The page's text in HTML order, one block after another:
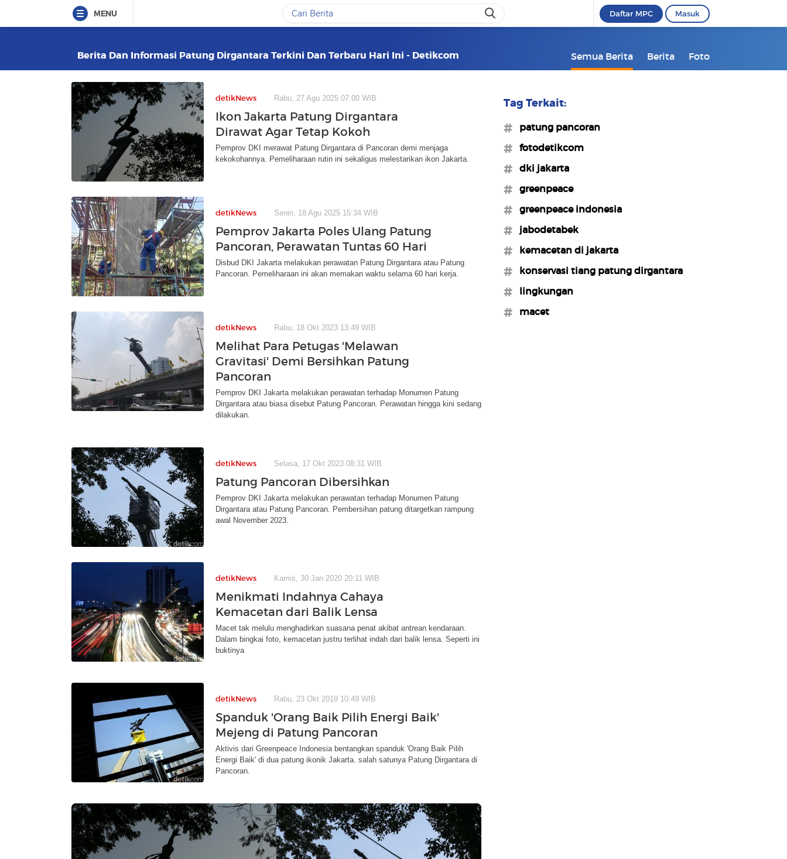
MENU Daftar MPC Masuk
Berita Dan Informasi Patung Dirgantara Terkini Dan Terbaru Hari Ini - Detikcom Semua Berita Berita Foto
detikNews Rabu, 27 Agu 2025 07:00 WIB
Ikon Jakarta Patung Dirgantara
Dirawat Agar Tetap Kokoh
Pemprov DKI merawat Patung Dirgantara di Pancoran demi menjaga
kekokohannya. Pemeliharaan rutin ini sekaligus melestarikan ikon Jakarta.
detikNews Senin, 18 Agu 2025 15:34 WIB
Pemprov Jakarta Poles Ulang Patung
Pancoran, Perawatan Tuntas 60 Hari
Disbud DKI Jakarta melakukan perawatan Patung Dirgantara atau Patung
Pancoran. Pemeliharaan ini akan memakan waktu selama 60 hari kerja.
detikNews Rabu, 18 Okt 2023 13:49 WIB
Melihat Para Petugas 'Melawan
Gravitasi' Demi Bersihkan Patung
Pancoran
Pemprov DKI Jakarta melakukan perawatan terhadap Monumen Patung
Dirgantara atau biasa disebut Patung Pancoran. Perawatan hingga kini sedang
dilakukan.
detikNews Selasa, 17 Okt 2023 08:31 WIB
Patung Pancoran Dibersihkan
Pemprov DKI Jakarta melakukan perawatan terhadap Monumen Patung
Dirgantara atau Patung Pancoran. Pembersihan patung ditargetkan rampung
awal November 2023.
detikNews Kamis, 30 Jan 2020 20:11 WIB
Menikmati Indahnya Cahaya
Kemacetan dari Balik Lensa
Macet tak melulu menghadirkan suasana penat akibat antrean kendaraan.
Dalam bingkai foto, kemacetan justru terlihat indah dari balik lensa. Seperti ini
buktinya
detikNews Rabu, 23 Okt 2019 10:49 WIB
Spanduk 'Orang Baik Pilih Energi Baik'
Mejeng di Patung Pancoran
Aktivis dari Greenpeace Indonesia bentangkan spanduk 'Orang Baik Pilih
Energi Baik' di dua patung ikonik Jakarta. salah satunya Patung Dirgantara di
Pancoran.
Tag Terkait:
#patung pancoran
#fotodetikcom
#dki jakarta
#greenpeace
#greenpeace indonesia
#jabodetabek
#kemacetan di jakarta
#konservasi tiang patung dirgantara
#lingkungan
#macet